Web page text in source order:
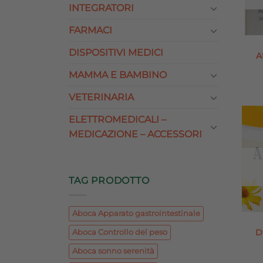
INTEGRATORI
FARMACI
DISPOSITIVI MEDICI
MAMMA E BAMBINO
VETERINARIA
ELETTROMEDICALI –
MEDICAZIONE – ACCESSORI
TAG PRODOTTO
Aboca Apparato gastrointestinale
Aboca Controllo del peso
Aboca sonno serenità